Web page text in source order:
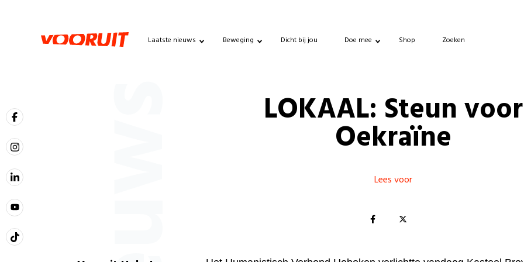
Laatste nieuws Beweging Dicht bij jou Doe mee Shop Zoeken
LOKAAL: Steun voor
Oekraïne
Lees voor